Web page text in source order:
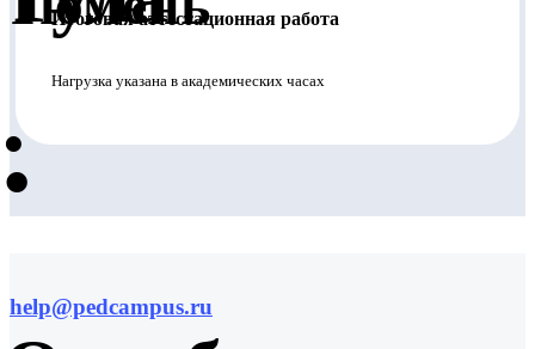
•
•
Итоговая аттестационная работа
Нагрузка указана в академических часах
help@pedcampus.ru